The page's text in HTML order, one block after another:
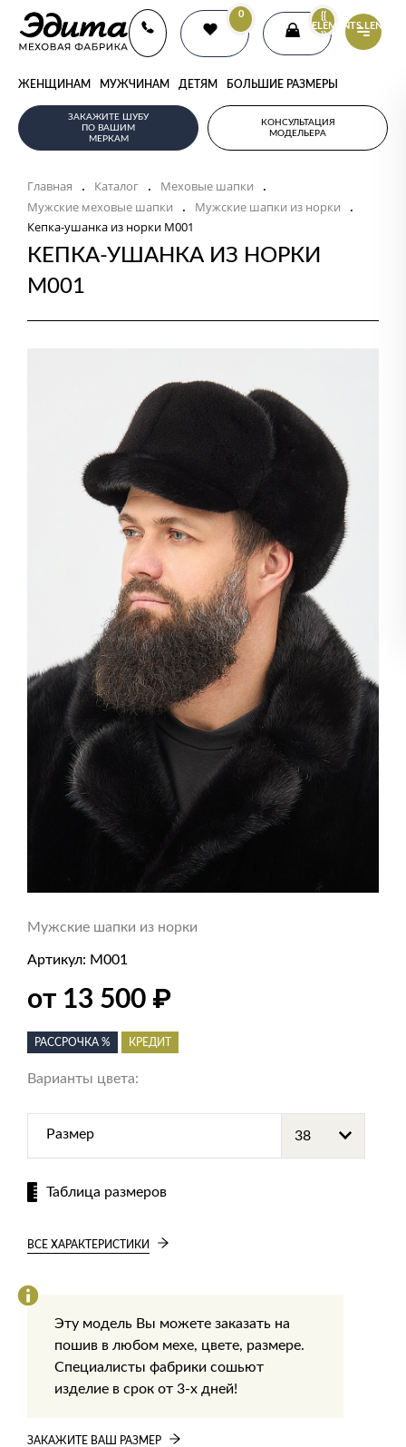
0
{{
ELEMENTS.LENGTH
}}
ЖЕНЩИНАМ МУЖЧИНАМ ДЕТЯМ БОЛЬШИЕ РАЗМЕРЫ
ЗАКАЖИТЕ ШУБУ
ПО ВАШИМ
МЕРКАМ
КОНСУЛЬТАЦИЯ
МОДЕЛЬЕРА
Главная . Каталог . Меховые шапки .
Мужские меховые шапки . Мужские шапки из норки .
Кепка-ушанка из норки M001
КЕПКА-УШАНКА ИЗ НОРКИ
M001
Мужские шапки из норки
Артикул: M001
от 13 500 ₽
РАССРОЧКА % КРЕДИТ
Варианты цвета:
Размер
Таблица размеров
ВСЕ ХАРАКТЕРИСТИКИ
Эту модель Вы можете заказать на
пошив в любом мехе, цвете, размере.
Специалисты фабрики сошьют
изделие в срок от 3-х дней!
ЗАКАЖИТЕ ВАШ РАЗМЕР